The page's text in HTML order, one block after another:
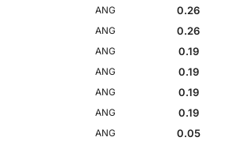
ANG
0.26
ANG
0.26
ANG
0.19
ANG
0.19
ANG
0.19
ANG
0.19
ANG
0.05